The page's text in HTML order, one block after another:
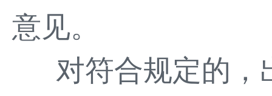
意见。
对符合规定的，